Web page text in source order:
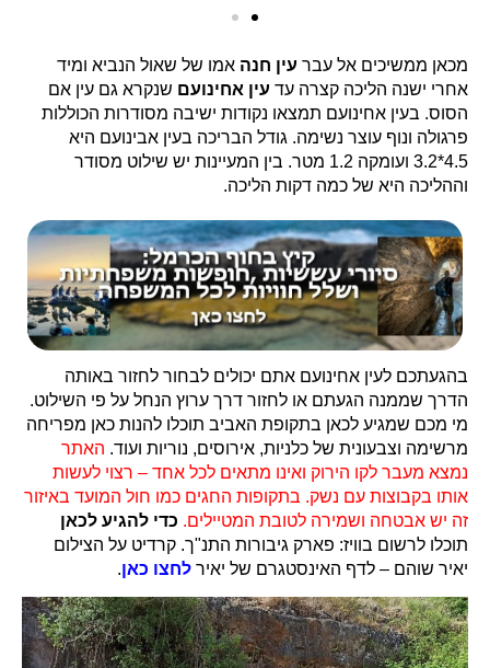
מכאן ממשיכים אל עבר עין חנה אמו של שאול הנביא ומיד
אחרי ישנה הליכה קצרה עד עין אחינועם שנקרא גם עין אם
הסוס. בעין אחינועם תמצאו נקודות ישיבה מסודרות הכוללות
פרגולה ונוף עוצר נשימה. גודל הבריכה בעין אבינועם היא
4.5*3.2 ועומקה 1.2 מטר. בין המעיינות יש שילוט מסודר
וההליכה היא של כמה דקות הליכה.
בהגעתכם לעין אחינועם אתם יכולים לבחור לחזור באותה
הדרך שממנה הגעתם או לחזור דרך ערוץ הנחל על פי השילוט.
מי מכם שמגיע לכאן בתקופת האביב תוכלו להנות כאן מפריחה
מרשימה וצבעונית של כלניות, אירוסים, נוריות ועוד. האתר
נמצא מעבר לקו הירוק ואינו מתאים לכל אחד – רצוי לעשות
אותו בקבוצות עם נשק. בתקופות החגים כמו חול המועד באיזור
זה יש אבטחה ושמירה לטובת המטיילים. כדי להגיע לכאן
תוכלו לרשום בוויז: פארק גיבורות התנ"ך. קרדיט על הצילום
יאיר שוהם – לדף האינסטגרם של יאיר לחצו כאן.